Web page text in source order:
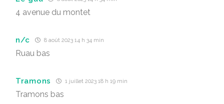
4 avenue du montet
n/c 8 août 2023 14 h 34 min
Ruau bas
Tramons 1 juillet 2023 18 h 19 min
Tramons bas